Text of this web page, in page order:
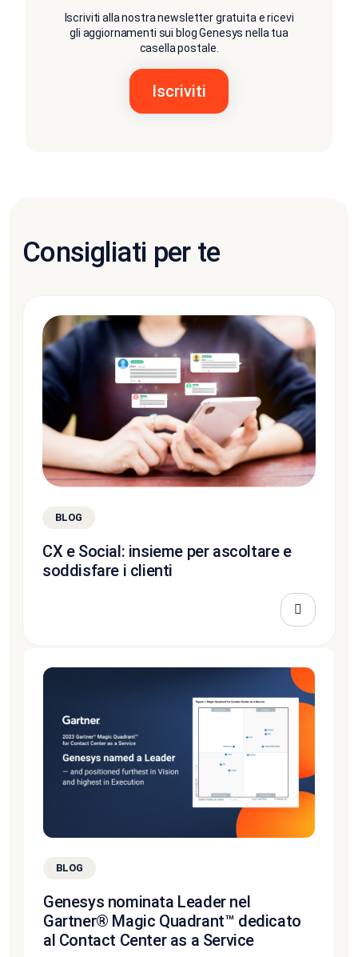
Iscriviti alla nostra newsletter gratuita e ricevi
gli aggiornamenti sui blog Genesys nella tua
casella postale.
Consigliati per te
BLOG
CX e Social: insieme per ascoltare e
soddisfare i clienti
BLOG
Genesys nominata Leader nel
Gartner® Magic Quadrant™ dedicato
al Contact Center as a Service